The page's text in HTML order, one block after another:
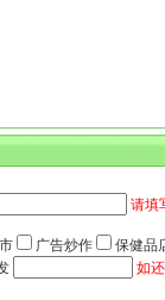
请填
广告炒作
保健品
如